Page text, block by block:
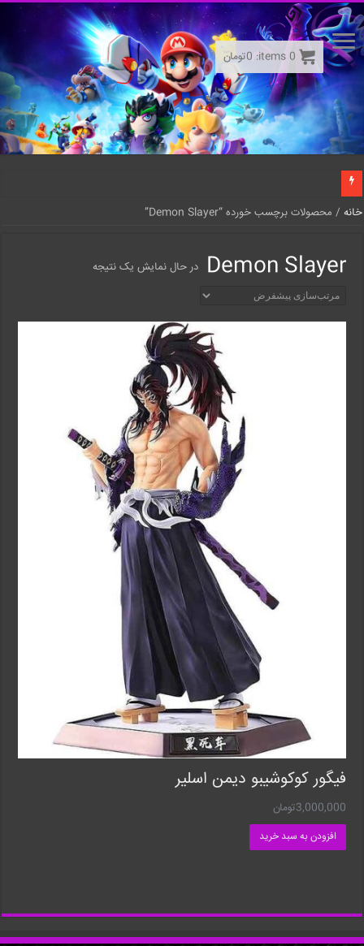
خانه / محصولات برچسب خورده “Demon Slayer”
Demon Slayer در حال نمایش یک نتیجه
فیگور کوکوشیبو دیمن اسلیر
3,000,000تومان
افزودن به سبد خرید
0
items:
0تومان